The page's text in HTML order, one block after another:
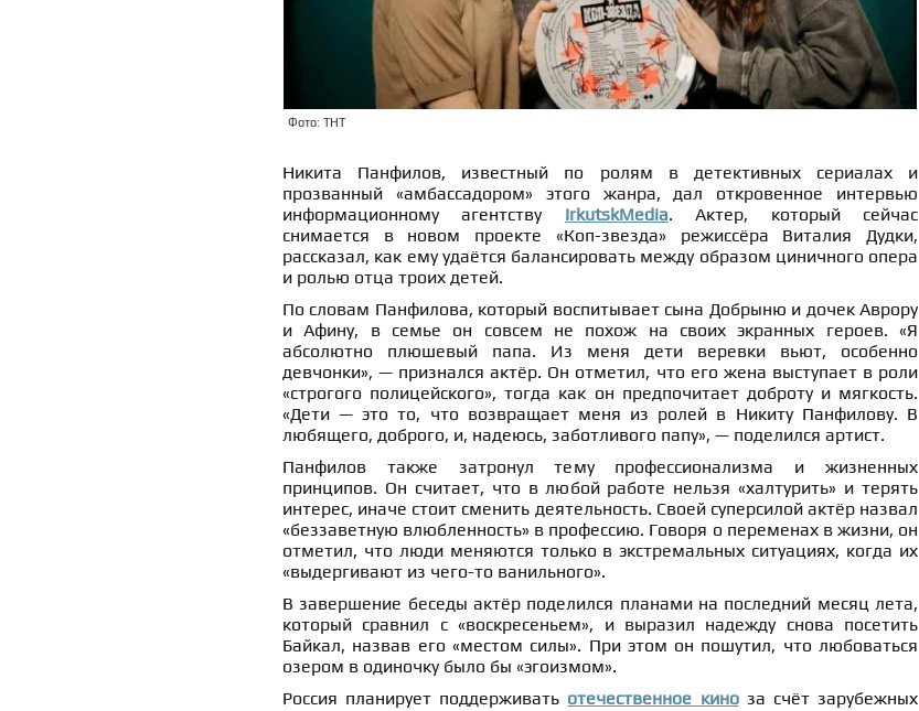
Фото: ТНТ
Никита Панфилов, известный по ролям в детективных сериалах и
прозванный «амбассадором» этого жанра, дал откровенное интервью
информационному агентству IrkutskMedia. Актер, который сейчас
снимается в новом проекте «Коп-звезда» режиссёра Виталия Дудки,
рассказал, как ему удаётся балансировать между образом циничного опера
и ролью отца троих детей.
По словам Панфилова, который воспитывает сына Добрыню и дочек Аврору
и Афину, в семье он совсем не похож на своих экранных героев. «Я
абсолютно плюшевый папа. Из меня дети веревки вьют, особенно
девчонки», — признался актёр. Он отметил, что его жена выступает в роли
«строгого полицейского», тогда как он предпочитает доброту и мягкость.
«Дети — это то, что возвращает меня из ролей в Никиту Панфилову. В
любящего, доброго, и, надеюсь, заботливого папу», — поделился артист.
Панфилов также затронул тему профессионализма и жизненных
принципов. Он считает, что в любой работе нельзя «халтурить» и терять
интерес, иначе стоит сменить деятельность. Своей суперсилой актёр назвал
«беззаветную влюбленность» в профессию. Говоря о переменах в жизни, он
отметил, что люди меняются только в экстремальных ситуациях, когда их
«выдергивают из чего-то ванильного».
В завершение беседы актёр поделился планами на последний месяц лета,
который сравнил с «воскресеньем», и выразил надежду снова посетить
Байкал, назвав его «местом силы». При этом он пошутил, что любоваться
озером в одиночку было бы «эгоизмом».
Россия планирует поддерживать отечественное киноза счёт зарубежных